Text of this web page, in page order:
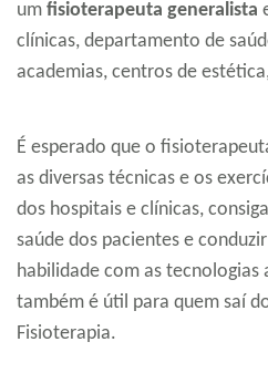
um fisioterapeuta generalista
clínicas, departamento de
academias, centros de
É esperado que o
as diversas técnicas e os
dos hospitais e clínicas,
saúde dos pacientes e
habilidade com as tecnologias
também é útil para quem saí
Fisioterapia.